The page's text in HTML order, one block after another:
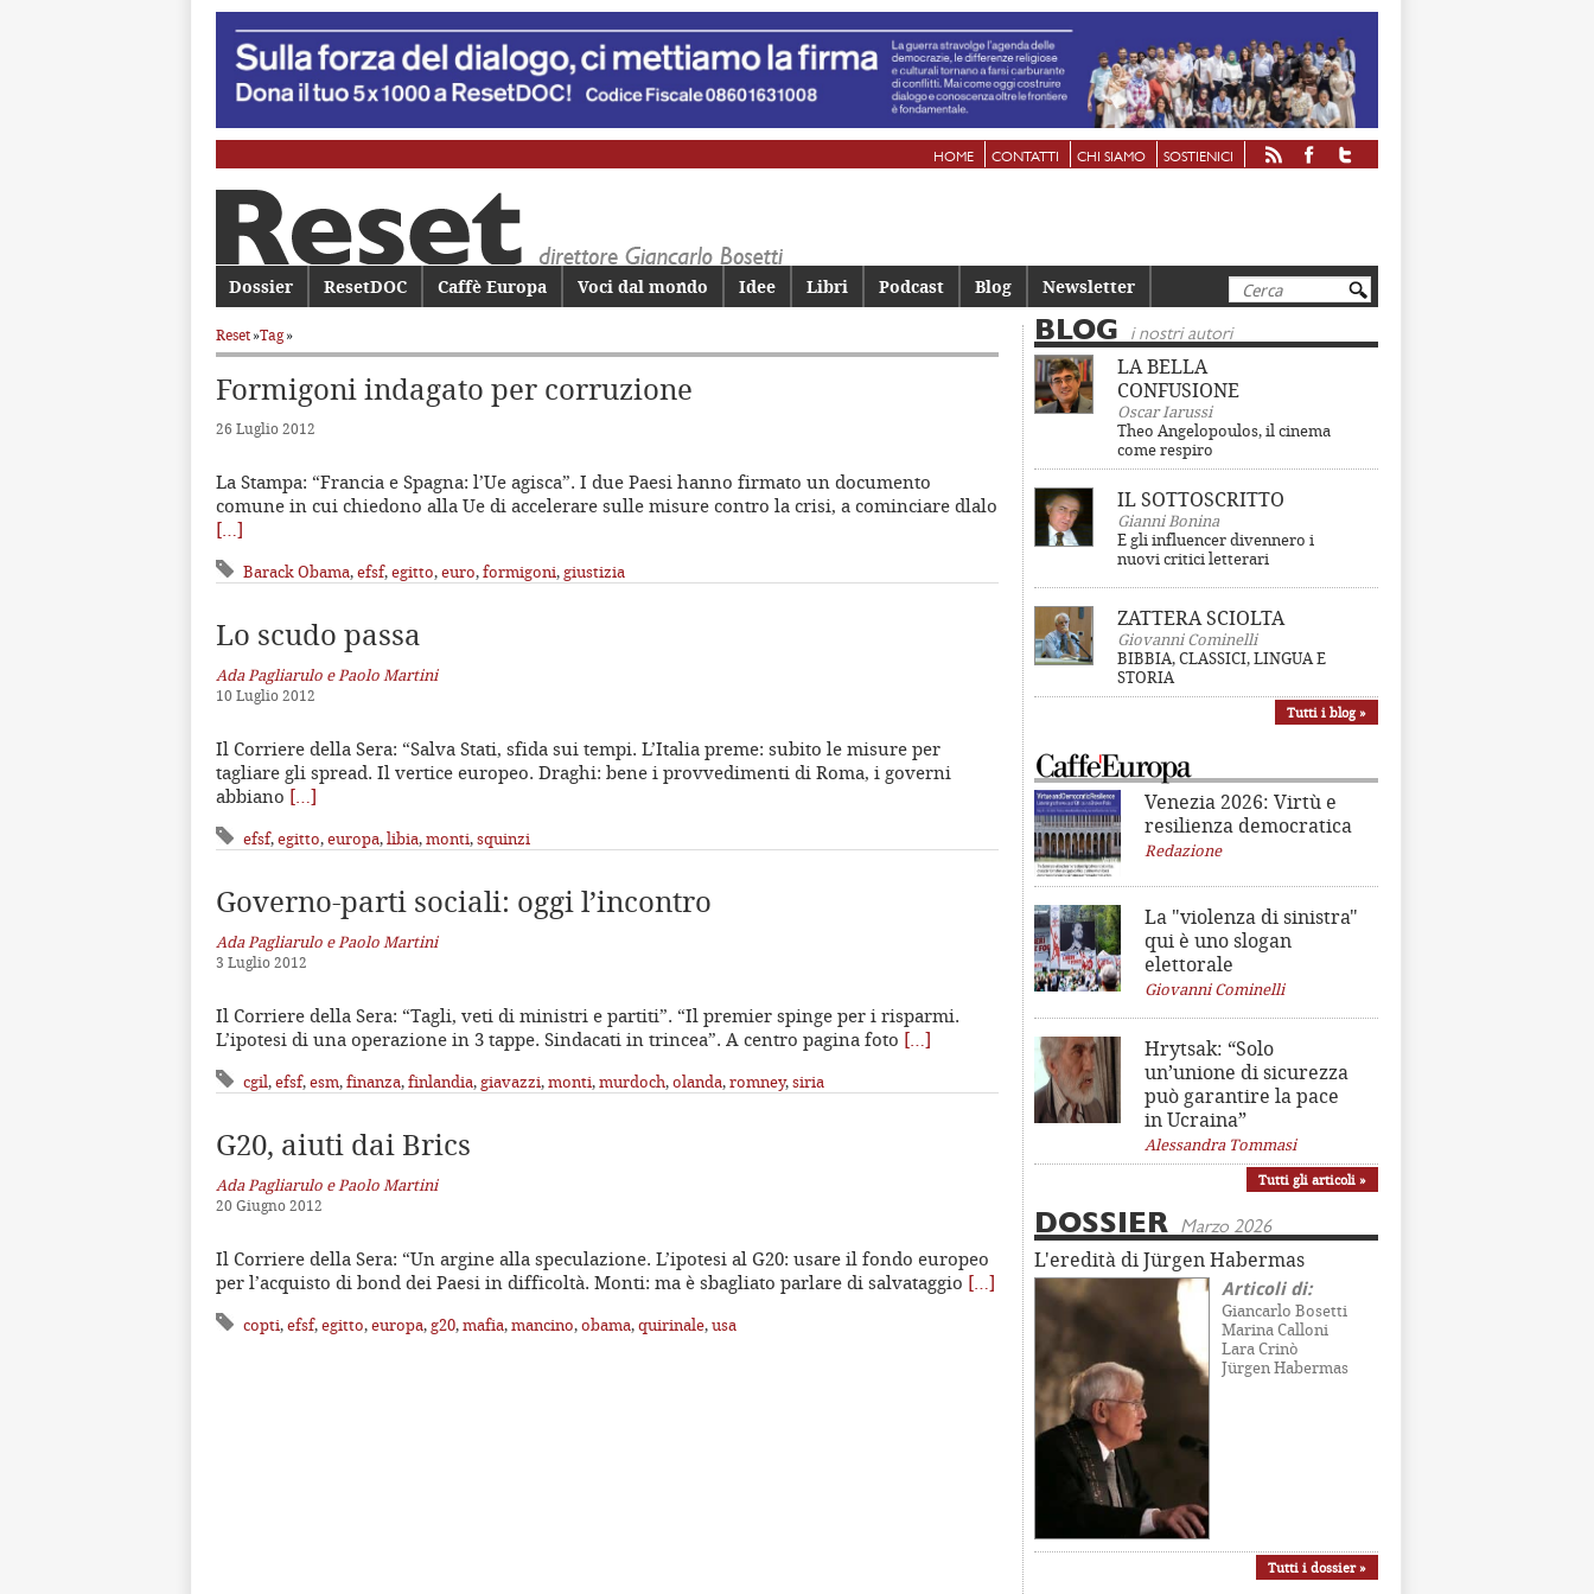
HOME CONTATTI CHI SIAMO SOSTIENICI
Cerca
Menu principale
Vai al contenuto principale
Vai al contenuto secondario
Dossier ResetDOC Caffè Europa Voci dal mondo Idee Libri Podcast Blog Newsletter
Reset»Tag»
Formigoni indagato per corruzione
26 Luglio 2012
La Stampa: “Francia e Spagna: l’Ue agisca”. I due Paesi hanno firmato un documento
comune in cui chiedono alla Ue di accelerare sulle misure contro la crisi, a cominciare dlalo
[…]
Barack Obama,efsf,egitto,euro,formigoni, giustizia
Lo scudo passa
Ada Pagliarulo e Paolo Martini
10 Luglio 2012
Il Corriere della Sera: “Salva Stati, sfida sui tempi. L’Italia preme: subito le misure per
tagliare gli spread. Il vertice europeo. Draghi: bene i provvedimenti di Roma, i governi
abbiano […]
efsf,egitto,europa,libia,monti,squinzi
Governo-parti sociali: oggi l’incontro
Ada Pagliarulo e Paolo Martini
3 Luglio 2012
Il Corriere della Sera: “Tagli, veti di ministri e partiti”. “Il premier spinge per i risparmi.
L’ipotesi di una operazione in 3 tappe. Sindacati in trincea”. A centro pagina foto […]
cgil,efsf,esm,finanza,finlandia, giavazzi,monti,murdoch,olanda,romney,siria
G20, aiuti dai Brics
Ada Pagliarulo e Paolo Martini
20 Giugno 2012
Il Corriere della Sera: “Un argine alla speculazione. L’ipotesi al G20: usare il fondo europeo
per l’acquisto di bond dei Paesi in difficoltà. Monti: ma è sbagliato parlare di salvataggio […]
copti,efsf,egitto,europa, g20,mafia,mancino,obama,quirinale,usa
BLOG i nostri autori
LA BELLA
CONFUSIONE
Oscar Iarussi
Theo Angelopoulos, il cinema
come respiro
IL SOTTOSCRITTO
Gianni Bonina
E gli influencer divennero i
nuovi critici letterari
ZATTERA SCIOLTA
Giovanni Cominelli
BIBBIA, CLASSICI, LINGUA E
STORIA
Tutti i blog »
Venezia 2026: Virtù e
resilienza democratica
Redazione
La "violenza di sinistra"
qui è uno slogan
elettorale
Giovanni Cominelli
Hrytsak: “Solo
un’unione di sicurezza
può garantire la pace
in Ucraina”
Alessandra Tommasi
Tutti gli articoli »
DOSSIER Marzo 2026
L'eredità di Jürgen Habermas
Articoli di:
Giancarlo Bosetti
Marina Calloni
Lara Crinò
Jürgen Habermas
Tutti i dossier »